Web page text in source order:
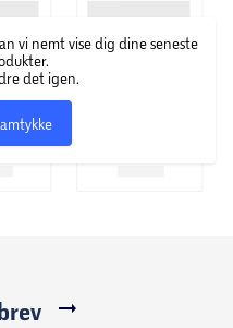
hænder
spids
tekstiler
vi nemt vise dig dine seneste
det igen.